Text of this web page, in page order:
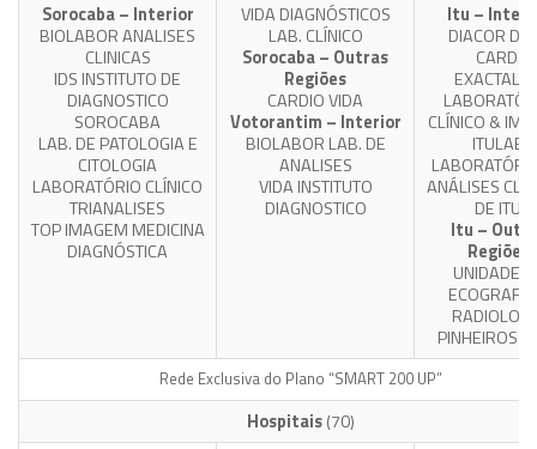
Sorocaba – Interior
BIOLABOR ANALISES
CLINICAS
IDS INSTITUTO DE
DIAGNOSTICO
SOROCABA
LAB. DE PATOLOGIA E
CITOLOGIA
LABORATÓRIO CLÍNICO
TRIANALISES
TOP IMAGEM MEDICINA
DIAGNÓSTICA
VIDA DIAGNÓSTICOS
LAB. CLÍNICO
Sorocaba – Outras
Regiões
CARDIO VIDA
Votorantim – Interior
BIOLABOR LAB. DE
ANALISES
VIDA INSTITUTO
DIAGNOSTICO
Itu –
DIACOR
CARD.
CLÍNICO &
ITULAB
ANÁLISES
DE ITU
Itu –
Regiões
UNIDADE
PINHEIROS
Rede Exclusiva do Plano “SMART 200 UP”
Hospitais(70)